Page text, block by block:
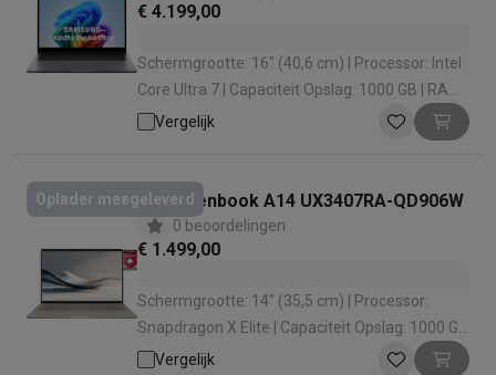
€ 4.199,00
Schermgrootte: 16" (40,6 cm) | Processor: Intel
Core Ultra 7 | Capaciteit Opslag: 1000 GB | RAM
configuratie: 32 GB | Grafische oplossing: Nvidia
Vergelijk
Oplader meegeleverdAsus Zenbook A14 UX3407RA-QD906W
0 beoordelingen
€ 1.499,00
Schermgrootte: 14" (35,5 cm) | Processor:
Snapdragon X Elite | Capaciteit Opslag: 1000 GB
| RAM configuratie: 32 GB | Grafische oplossing:
Vergelijk